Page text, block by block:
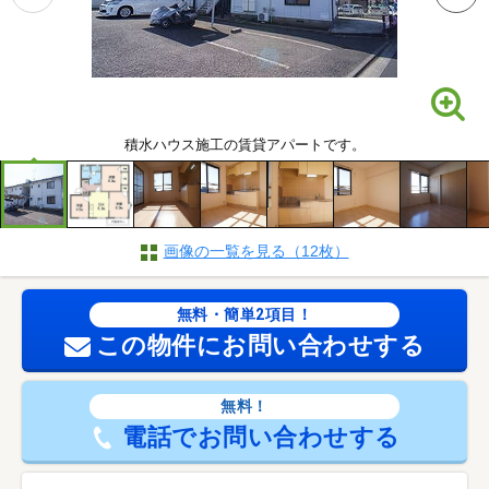
積水ハウス施工の賃貸アパートです。
画像の一覧を見る（12枚）
無料・簡単2項目！
この物件にお問い合わせする
無料！
電話でお問い合わせする